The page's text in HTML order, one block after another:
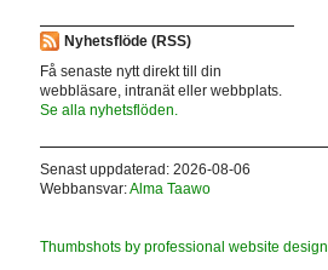
Nyhetsflöde (RSS)
Få senaste nytt direkt till din
webbläsare, intranät eller webbplats.
Se alla nyhetsflöden.
Senast uppdaterad: 2026-08-06
Webbansvar:Alma Taawo
Thumbshots by professional website design